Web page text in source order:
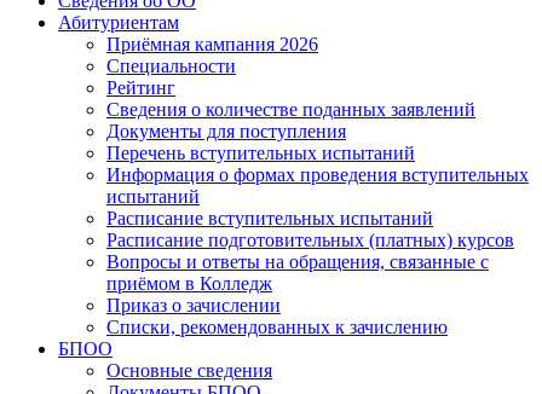
Абитуриентам
Приёмная кампания 2026
Специальности
Рейтинг
Сведения о количестве поданных заявлений
Документы для поступления
Перечень вступительных испытаний
Информация о формах проведения вступительных
испытаний
Расписание вступительных испытаний
Расписание подготовительных (платных) курсов
Вопросы и ответы на обращения, связанные с
приёмом в Колледж
Приказ о зачислении
Списки, рекомендованных к зачислению
БПОО
Основные сведения